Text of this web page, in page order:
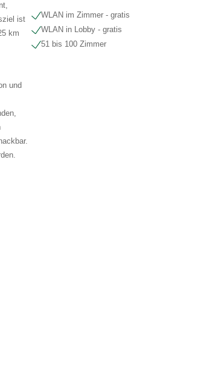
ist
km
und
WLAN im Zimmer - gratis
WLAN in Lobby - gratis
51 bis 100 Zimmer